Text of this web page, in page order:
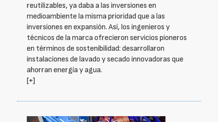
reutilizables, ya daba a las inversiones en
medioambiente la misma prioridad que a las
inversiones en expansión. Así, los ingenieros y
técnicos de la marca ofrecieron servicios pioneros
en términos de sostenibilidad: desarrollaron
instalaciones de lavado y secado innovadoras que
ahorran energía y agua.
[+]